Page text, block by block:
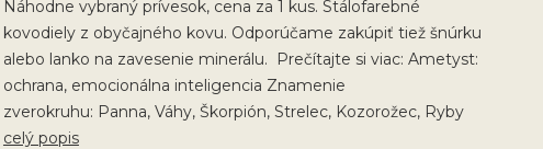
Náhodne vybraný prívesok, cena za 1 kus. Stálofarebné
kovodiely z obyčajného kovu. Odporúčame zakúpiť tiež šnúrku
alebo lanko na zavesenie minerálu. Prečítajte si viac: Ametyst:
ochrana, emocionálna inteligencia Znamenie
zverokruhu: Panna, Váhy, Škorpión, Strelec, Kozorožec, Ryby
celý popis